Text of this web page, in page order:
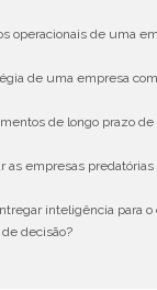
operacionais de uma
de uma empresa
de longo prazo
as empresas
inteligência para
decisão?